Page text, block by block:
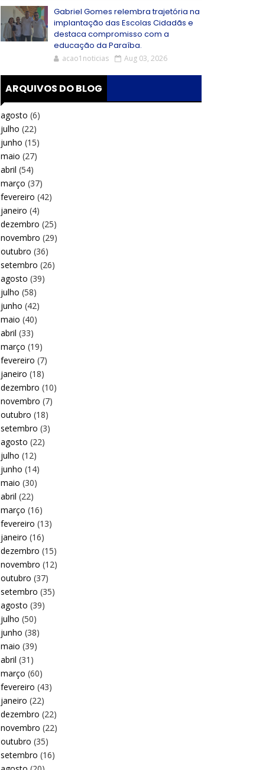
Gabriel Gomes relembra trajetória na
implantação das Escolas Cidadãs e
destaca compromisso com a
educação da Paraíba.
acao1noticias Aug 03, 2026
ARQUIVOS DO BLOG
agosto (6)
julho (22)
junho (15)
maio (27)
abril (54)
março (37)
fevereiro (42)
janeiro (4)
dezembro (25)
novembro (29)
outubro (36)
setembro (26)
agosto (39)
julho (58)
junho (42)
maio (40)
abril (33)
março (19)
fevereiro (7)
janeiro (18)
dezembro (10)
novembro (7)
outubro (18)
setembro (3)
agosto (22)
julho (12)
junho (14)
maio (30)
abril (22)
março (16)
fevereiro (13)
janeiro (16)
dezembro (15)
novembro (12)
outubro (37)
setembro (35)
agosto (39)
julho (50)
junho (38)
maio (39)
abril (31)
março (60)
fevereiro (43)
janeiro (22)
dezembro (22)
novembro (22)
outubro (35)
setembro (16)